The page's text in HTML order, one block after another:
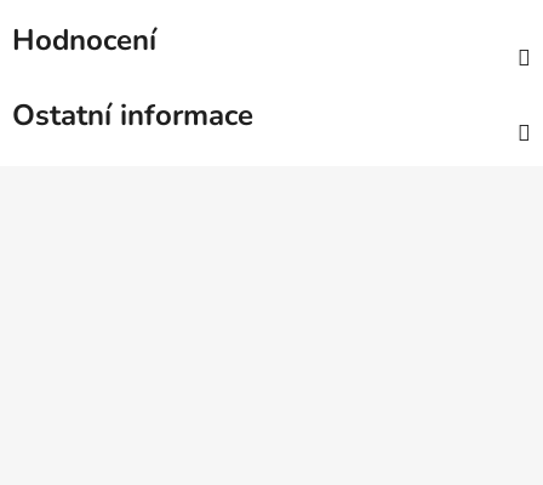
Hodnocení
Ostatní informace